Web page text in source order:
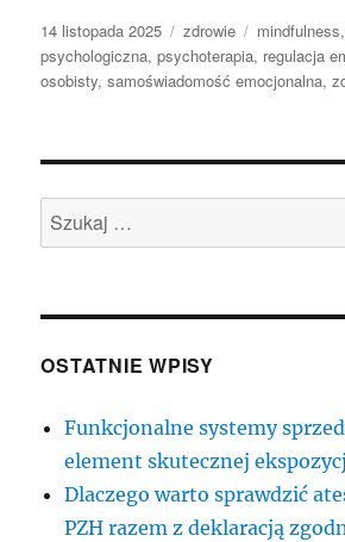
Data
publikacji
14 listopada 2025 Kategorie
zdrowie Tagi
mindfulness
psychologiczna,psychoterapia, regulacja
osobisty,samoświadomość emocjonalna,
Szukaj:
OSTATNIE WPISY
Funkcjonalne systemy
element skutecznej
Dlaczego warto sprawdzić
PZH razem z deklaracją